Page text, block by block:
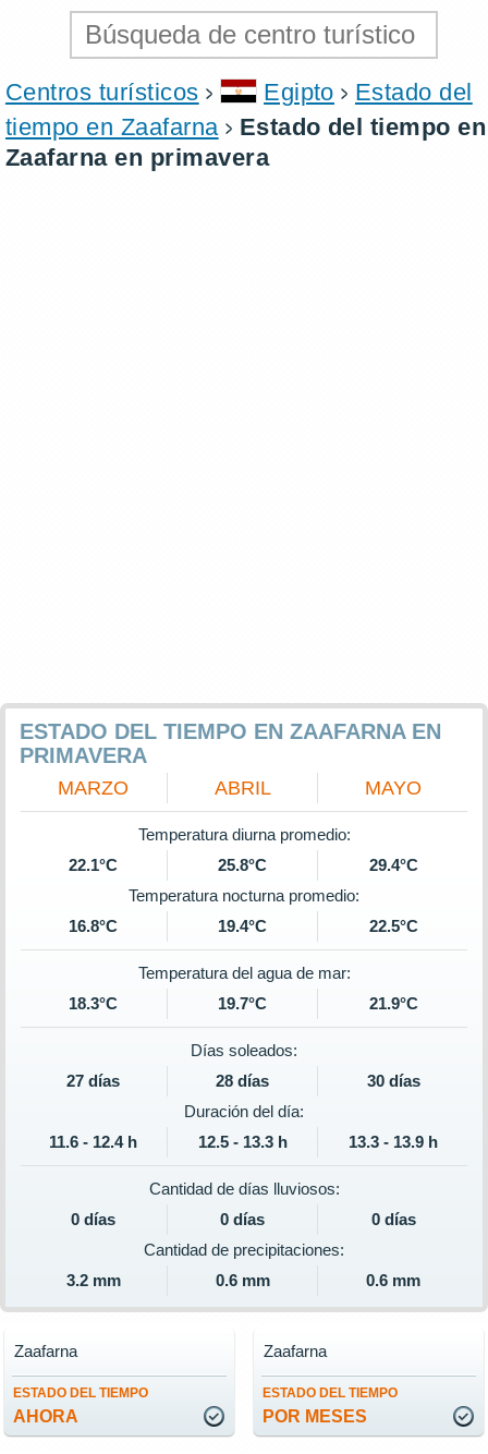
Centros turísticos Egipto
Estado del
tiempo en Zaafarna
Estado del tiempo en
Zaafarna en primavera
ESTADO DEL TIEMPO EN ZAAFARNA EN
PRIMAVERA
MARZO ABRIL MAYO
Temperatura diurna promedio:
22.1°C
25.8°C
29.4°C
Temperatura nocturna promedio:
16.8°C
19.4°C 22.5°C
Temperatura del agua de mar:
18.3°C
19.7°C 21.9°C
Días soleados:
27 días
28 días
30 días
Duración del día:
11.6 - 12.4 h
12.5 - 13.3 h 13.3 - 13.9 h
Cantidad de días lluviosos:
0 días
0 días
0 días
Cantidad de precipitaciones:
3.2 mm
0.6 mm 0.6 mm
ESTADO DEL TIEMPO
AHORA
Zaafarna
ESTADO DEL TIEMPO
POR MESES
Zaafarna